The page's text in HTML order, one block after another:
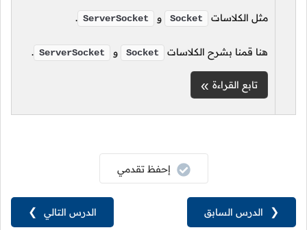
مثل الكلاسات Socket و ServerSocket
.
هنا قمنا بشرح الكلاسات Socket و ServerSocket
.
تابع القراءة
الدرس التالي ❯
إحفظ تقدمي
الدرس السابق